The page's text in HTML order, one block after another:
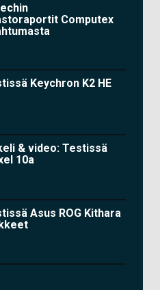
Computex
Keychron K2 HE
& video: Testissä
10a
Asus ROG Kithara